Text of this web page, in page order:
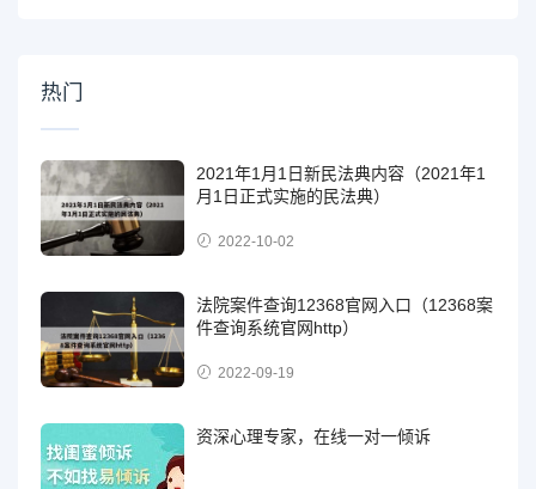
热门
2021年1月1日新民法典内容（2021年1
月1日正式实施的民法典）
2022-10-02
法院案件查询12368官网入口（12368案
件查询系统官网http）
2022-09-19
资深心理专家，在线一对一倾诉